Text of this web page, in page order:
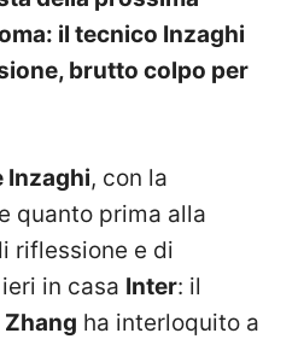
il tecnico Inzaghi
brutto colpo per
Inzaghi, con la
quanto prima alla
riflessione e di
in casa Inter: il
Zhang ha interloquito a